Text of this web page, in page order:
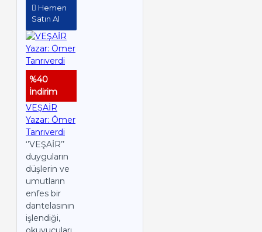
Hemen
Satın Al
%40
İndirim
VEŞAİR
Yazar: Ömer
Tanrıverdi
‘’VEŞAİR’’
duyguların
düşlerin ve
umutların
enfes bir
dantelasının
işlendiği,